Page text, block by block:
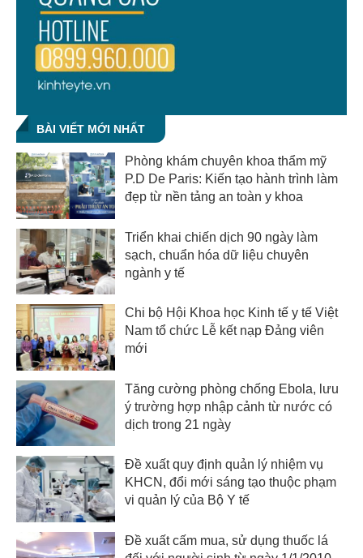
BÀI VIẾT MỚI NHẤT
Phòng khám chuyên khoa thẩm mỹ
P.D De Paris: Kiến tạo hành trình làm
đẹp từ nền tảng an toàn y khoa
Triển khai chiến dịch 90 ngày làm
sạch, chuẩn hóa dữ liệu chuyên
ngành y tế
Chi bộ Hội Khoa học Kinh tế y tế Việt
Nam tổ chức Lễ kết nạp Đảng viên
mới
Tăng cường phòng chống Ebola, lưu
ý trường hợp nhập cảnh từ nước có
dịch trong 21 ngày
Đề xuất quy định quản lý nhiệm vụ
KHCN, đổi mới sáng tạo thuộc phạm
vi quản lý của Bộ Y tế
Đề xuất cấm mua, sử dụng thuốc lá